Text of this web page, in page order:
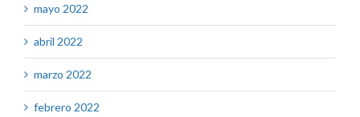
mayo 2022
abril 2022
marzo 2022
febrero 2022